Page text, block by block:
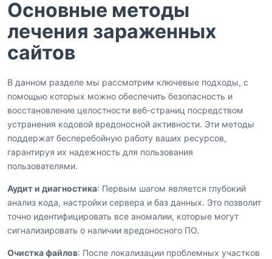
Основные методы
лечения зараженных
сайтов
В данном разделе мы рассмотрим ключевые подходы, с
помощью которых можно обеспечить безопасность и
восстановление целостности веб-страниц посредством
устранения кодовой вредоносной активности. Эти методы
поддержат бесперебойную работу ваших ресурсов,
гарантируя их надежность для пользования
пользователями.
Аудит и диагностика: Первым шагом является глубокий
анализ кода, настройки сервера и баз данных. Это позволит
точно идентифицировать все аномалии, которые могут
сигнализировать о наличии вредоносного ПО.
Очистка файлов: После локализации проблемных участков